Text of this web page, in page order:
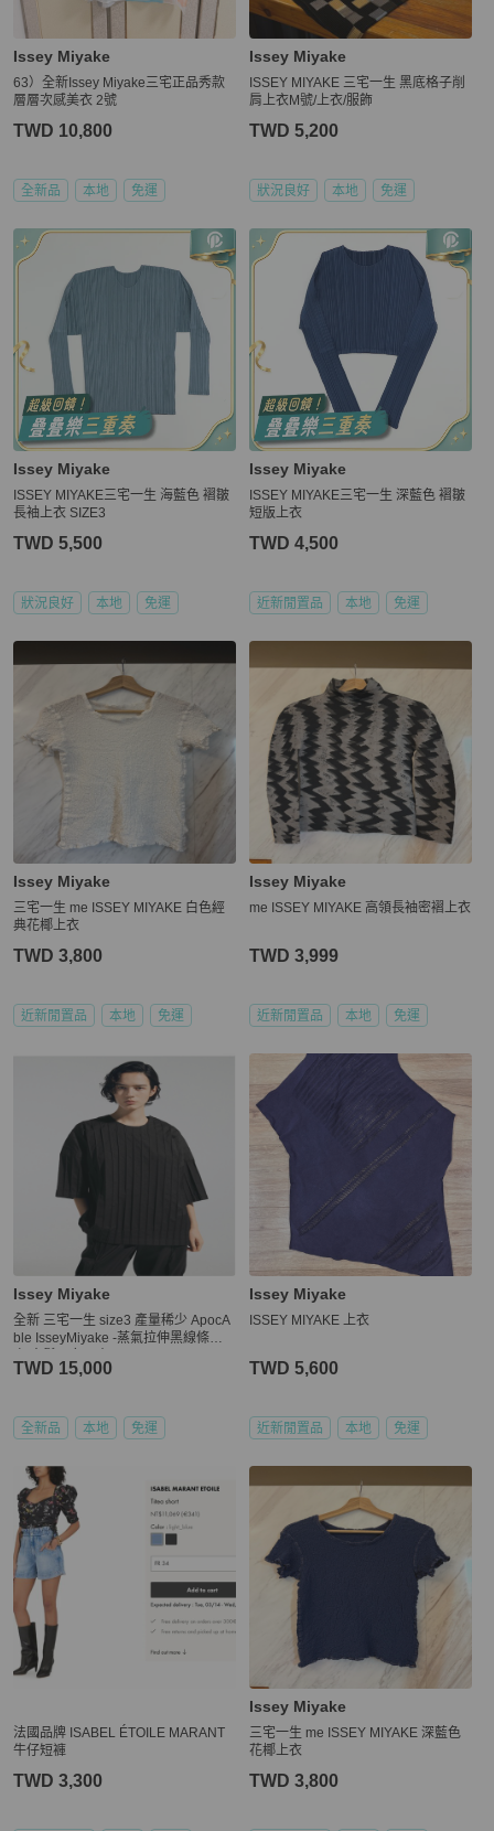
Issey Miyake
63）全新Issey Miyake三宅正品秀款
層層次感美衣 2號
TWD 10,800
全新品 本地 免運
Issey Miyake
ISSEY MIYAKE 三宅一生 黑底格子削
肩上衣M號/上衣/服飾
TWD 5,200
狀況良好 本地 免運
Issey Miyake
ISSEY MIYAKE三宅一生 海藍色 褶皺
長袖上衣 SIZE3
TWD 5,500
狀況良好 本地 免運
Issey Miyake
ISSEY MIYAKE三宅一生 深藍色 褶皺
短版上衣
TWD 4,500
近新閒置品 本地 免運
Issey Miyake
三宅一生 me ISSEY MIYAKE 白色經
典花椰上衣
TWD 3,800
近新閒置品 本地 免運
Issey Miyake
me ISSEY MIYAKE 高領長袖密褶上衣
TWD 3,999
近新閒置品 本地 免運
Issey Miyake
全新 三宅一生 size3 產量稀少 ApocA
ble IsseyMiyake -蒸氣拉伸黑線條上
TWD 15,000
全新品 本地 免運
Issey Miyake
ISSEY MIYAKE 上衣
TWD 5,600
近新閒置品 本地 免運
法國品牌 ISABEL ÉTOILE MARANT
牛仔短褲
TWD 3,300
Issey Miyake
三宅一生 me ISSEY MIYAKE 深藍色
花椰上衣
TWD 3,800